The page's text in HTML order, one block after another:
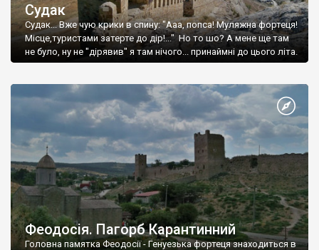
Судак
Судак... Вже чую крики в спину: "Ааа, попса! Муляжна фортеця!
Місце,туристами затерте до дір!..." Но то шо? А мене ще там
не було, ну не "дірявив" я там нічого... принаймні до цього літа.
Феодосія. Пагорб Карантинний
Головна памятка Феодосії - Генуезька фортеця знаходиться в